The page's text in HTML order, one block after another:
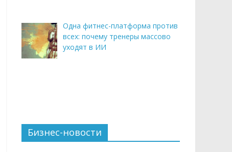
Одна фитнес-платформа против
всех: почему тренеры массово
уходят в ИИ
Бизнес-новости